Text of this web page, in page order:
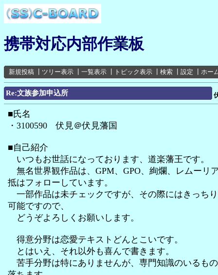
携帯対応内部作業板
新規投稿 ツリー表示 一覧表示 トピック表示 検索 設定 ホー
Re:文族参加申込所
■氏名
・3100590 伏見＠伏見藩国
■自己紹介
いつもお世話になっております、道楽藩王です。
無名世界観作品は、GPM、GPO、絢爛、レムーリ
抵はフォローしています。
一部作品は未チェックですが、その際にはきっち
可能ですので、
どうぞよろしくお願いします。
得意分野は恋愛テキストどんとこいです。
とはいえ、それ以外も喜んで書きます。
苦手分野は特にありませんが、専門知識のいるも